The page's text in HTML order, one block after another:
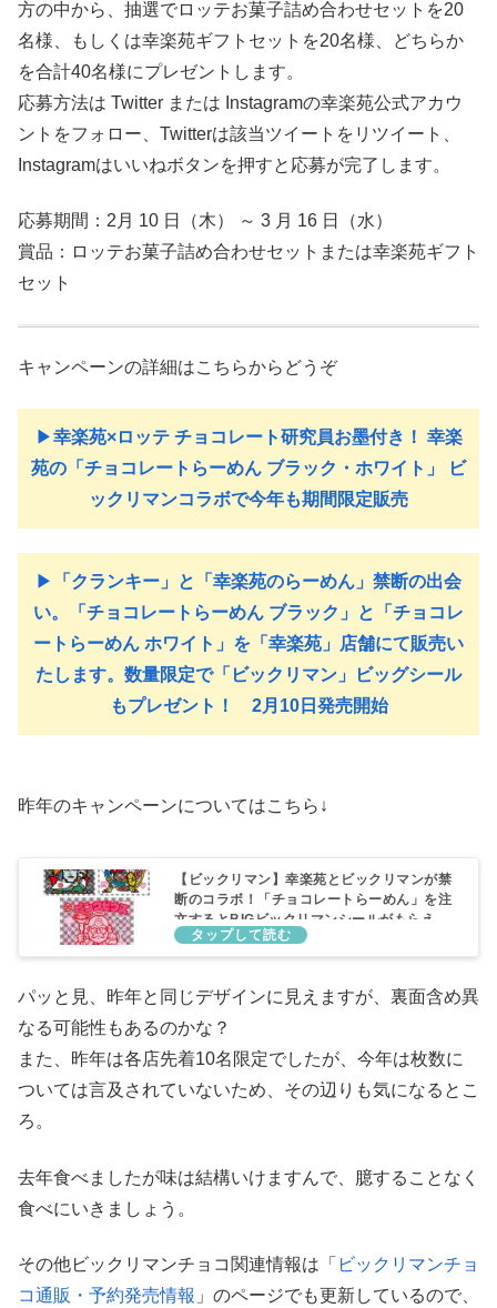
方の中から、抽選でロッテお菓子詰め合わせセットを20
名様、もしくは幸楽苑ギフトセットを20名様、どちらか
を合計40名様にプレゼントします。
応募方法は Twitter または Instagramの幸楽苑公式アカウ
ントをフォロー、Twitterは該当ツイートをリツイート、
Instagramはいいねボタンを押すと応募が完了します。
応募期間：2月 10 日（木） ～ 3 月 16 日（水）
賞品：ロッテお菓子詰め合わせセットまたは幸楽苑ギフト
セット
キャンペーンの詳細はこちらからどうぞ
▶︎幸楽苑×ロッテ チョコレート研究員お墨付き！ 幸楽
苑の「チョコレートらーめん ブラック・ホワイト」 ビ
ックリマンコラボで今年も期間限定販売
▶︎
「クランキー」と「幸楽苑のらーめん」禁断の出会
い。「チョコレートらーめん ブラック」と「チョコレ
ートらーめん ホワイト」を「幸楽苑」店舗にて販売い
たします。数量限定で「ビックリマン」ビッグシール
もプレゼント！ 2月10日発売開始
昨年のキャンペーンについてはこちら↓
【ビックリマン】幸楽苑とビックリマンが禁
断のコラボ！「チョコレートらーめん」を注
文するとBIGビックリマンシールがもらえ
る！1月28日～2月17日まで。先着10名限定
BIG“ピンクゼウス”シールもあり。
パッと見、昨年と同じデザインに見えますが、裏面含め異
なる可能性もあるのかな？
また、昨年は各店先着10名限定でしたが、今年は枚数に
ついては言及されていないため、その辺りも気になるとこ
ろ。
去年食べましたが味は結構いけますんで、臆することなく
食べにいきましょう。
その他ビックリマンチョコ関連情報は「 ビックリマンチョ
コ通販・予約発売情報 」のページでも更新しているので、